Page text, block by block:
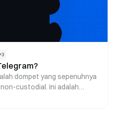
3
dompet yang sepenuhnya
custodial. Ini adalah
yang memungkinkan